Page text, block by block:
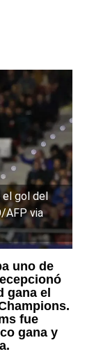
el gol del
AFP via
uno de
gana el
fue
gana y